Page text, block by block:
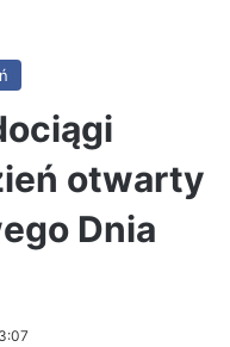
otwarty
Dnia